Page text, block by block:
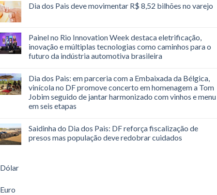
Dia dos Pais deve movimentar R$ 8,52 bilhões no varejo
Painel no Rio Innovation Week destaca eletrificação,
inovação e múltiplas tecnologias como caminhos para o
futuro da indústria automotiva brasileira
Dia dos Pais: em parceria com a Embaixada da Bélgica,
vinícola no DF promove concerto em homenagem a Tom
Jobim seguido de jantar harmonizado com vinhos e menu
em seis etapas
Saidinha do Dia dos Pais: DF reforça fiscalização de
presos mas população deve redobrar cuidados
Dólar
Euro